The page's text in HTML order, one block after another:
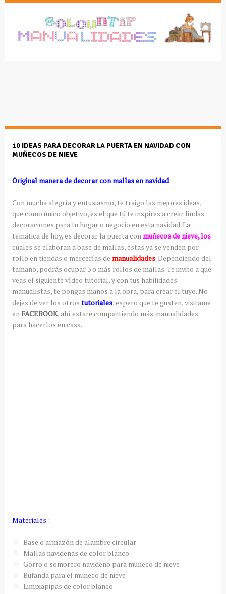
10 IDEAS PARA DECORAR LA PUERTA EN NAVIDAD CON
MUÑECOS DE NIEVE
Original manera de decorar con mallas en navidad
Con mucha alegría y entusiasmo, te traigo las mejores ideas,
que como único objetivo, es el que tú te inspires a crear lindas
decoraciones para tu hogar o negocio en esta navidad. La
temática de hoy, es decorar la puerta conmuñecos de nieve, los
cuales se elaboran a base de mallas, estas ya se venden por
rollo en tiendas o mercerías de manualidades.Dependiendo del
tamaño, podrás ocupar 3 o más rollos de mallas. Te invito a que
veas el siguiente vídeo tutorial, y con tus habilidades
manualistas, te pongas manos a la obra, para crear el tuyo. No
dejes de ver los otros tutoriales, espero que te gusten, visitame
enFACEBOOK, ahí estaré compartiendo más manualidades
para hacerlos en casa.
Materiales :
Base o armazón de alambre circular
Mallas navideñas de color blanco
Gorro o sombrero navideño para muñeco de nieve
Bufanda para el muñeco de nieve
Limpiapipas de color blanco